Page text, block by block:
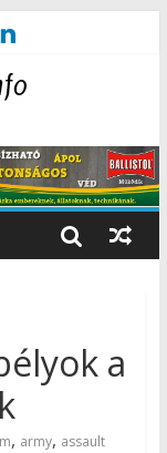
a
, army, assault